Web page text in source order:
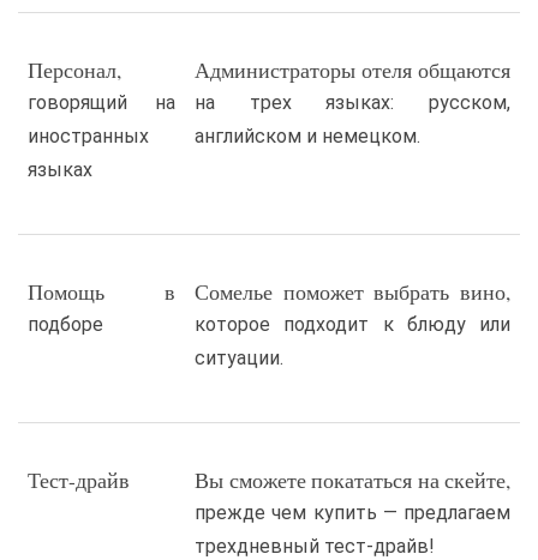
Персонал,
говорящий на
иностранных
языках
Администраторы отеля общаются
на трех языках: русском,
английском и немецком.
Помощь в
подборе
Сомелье поможет выбрать вино,
которое подходит к блюду или
ситуации.
Тест-драйв Вы сможете покататься на скейте,
прежде чем купить — предлагаем
трехдневный тест-драйв!